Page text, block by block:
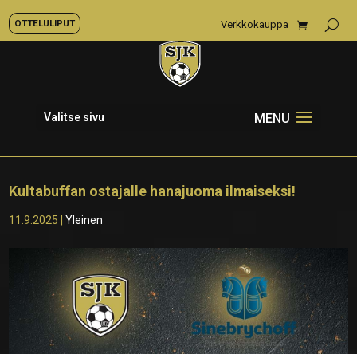
OTTELULIPUT Verkkokauppa
Valitse sivu
Kultabuffan ostajalle hanajuoma ilmaiseksi!
11.9.2025 |Yleinen